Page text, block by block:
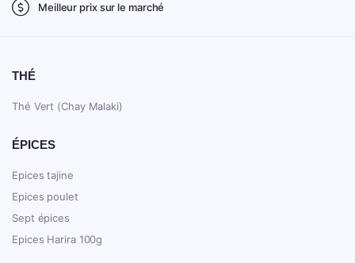
Meilleur prix sur le marché
THÉ
Thé Vert (Chay Malaki)
ÉPICES
Epices tajine
Epices poulet
Sept épices
Epices Harira 100g